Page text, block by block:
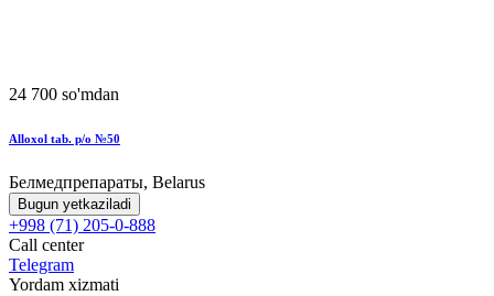
24 700 so'mdan
Alloxol tab. p/o №50
Белмедпрепараты, Belarus
Bugun yetkaziladi
+998 (71) 205-0-888
Call center
Telegram
Yordam xizmati